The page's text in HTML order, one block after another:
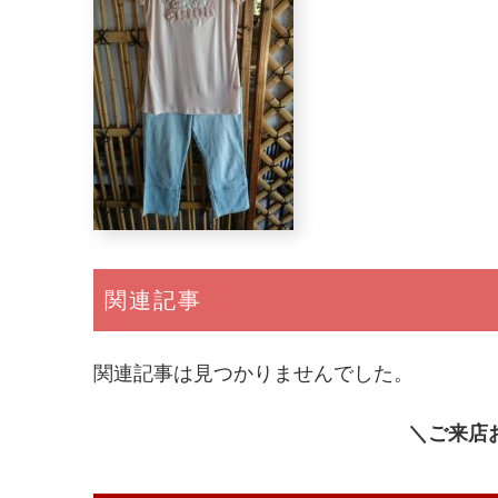
関連記事
関連記事は見つかりませんでした。
＼ご来店